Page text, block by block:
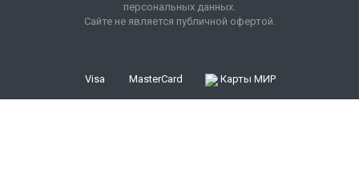
персональных данных.
Сайте не является публичной офертой.
Visa MasterCard Карты МИР